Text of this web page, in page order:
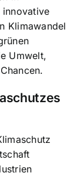
innovative
Klimawandel
Umwelt,